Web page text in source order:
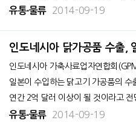
하는 비율을 현행 27%에서 15%로
물류시스템을 효율화해 달성할 계획
유통∙물류 2014-09-19
인도네시아 닭가공품 수출,
인도네시아 가축사료업자연합회
일본이 수입하는 닭고기 가공품의 수
연간 2억 달러 이상이 될 것이라고 전
조류인플루엔자의 영향으로 10년간 수출이
유통∙물류 2014-09-19